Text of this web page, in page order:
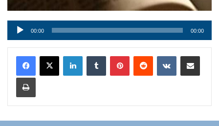
Audio
Player
00:00 00:00